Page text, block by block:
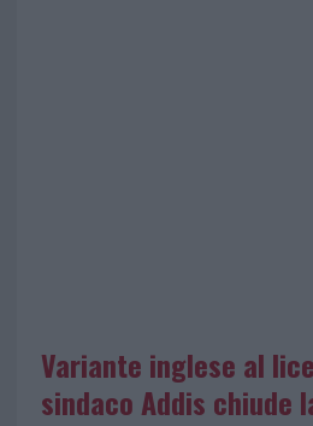
Variante inglese al
sindaco Addis chiude